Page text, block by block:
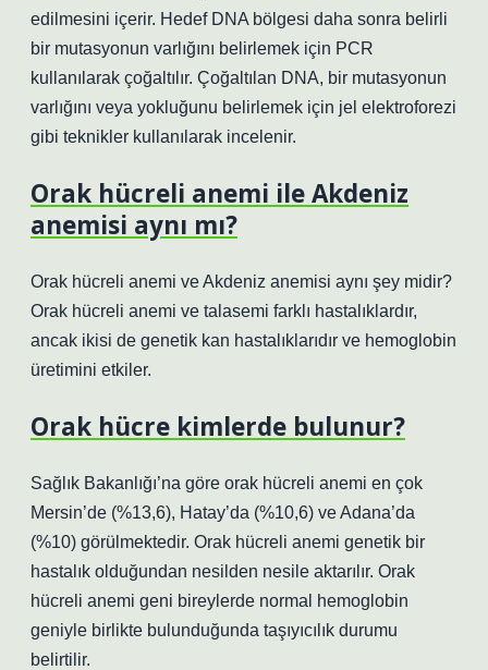
edilmesini içerir. Hedef DNA bölgesi daha sonra belirli
bir mutasyonun varlığını belirlemek için PCR
kullanılarak çoğaltılır. Çoğaltılan DNA, bir mutasyonun
varlığını veya yokluğunu belirlemek için jel elektroforezi
gibi teknikler kullanılarak incelenir.
Orak hücreli anemi ile Akdeniz
anemisi aynı mı?
Orak hücreli anemi ve Akdeniz anemisi aynı şey midir?
Orak hücreli anemi ve talasemi farklı hastalıklardır,
ancak ikisi de genetik kan hastalıklarıdır ve hemoglobin
üretimini etkiler.
Orak hücre kimlerde bulunur?
Sağlık Bakanlığı’na göre orak hücreli anemi en çok
Mersin’de (%13,6), Hatay’da (%10,6) ve Adana’da
(%10) görülmektedir. Orak hücreli anemi genetik bir
hastalık olduğundan nesilden nesile aktarılır. Orak
hücreli anemi geni bireylerde normal hemoglobin
geniyle birlikte bulunduğunda taşıyıcılık durumu
belirtilir.